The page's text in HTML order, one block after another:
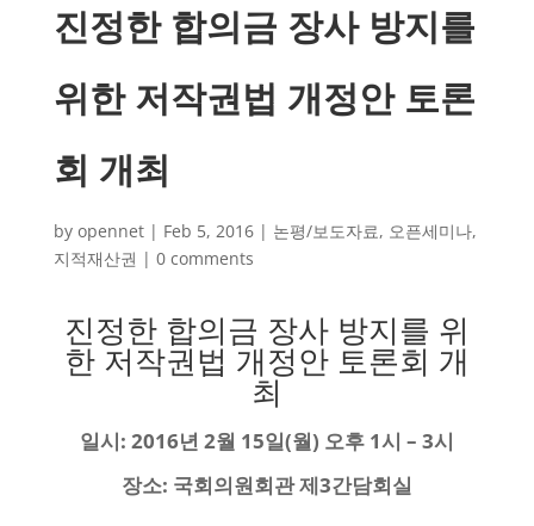
진정한 합의금 장사 방지를
위한 저작권법 개정안 토론
회 개최
by opennet| Feb 5, 2016| 논평/보도자료, 오픈세미나,
지적재산권 | 0 comments
진정한 합의금 장사 방지를 위
한 저작권법 개정안 토론회 개
최
일시: 2016년 2월 15일(월) 오후 1시 – 3시
장소: 국회의원회관 제3간담회실